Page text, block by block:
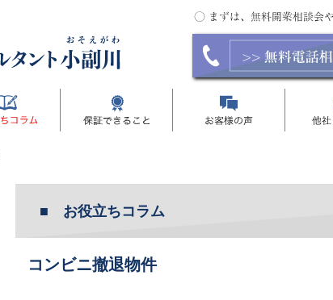
お役立ちコラム
コンビニ撤退物件